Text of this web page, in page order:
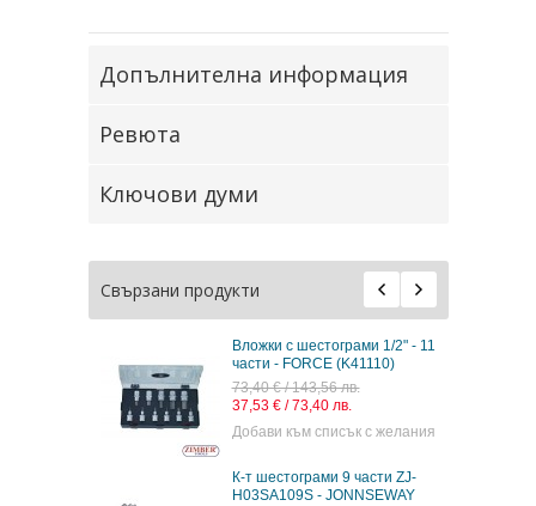
Допълнителна информация
Ревюта
Ключови думи
Свързани продукти
Вложки с шестограми 1/2" - 11
части - FORCE (K41110)
73,40 € / 143,56 лв.
37,53 € / 73,40 лв.
Добави към списък с желания
К-т шестограми 9 части ZJ-
H03SA109S - JONNSEWAY